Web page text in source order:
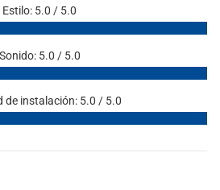
Estilo: 5.0 / 5.0
Sonido: 5.0 / 5.0
de instalación: 5.0 / 5.0